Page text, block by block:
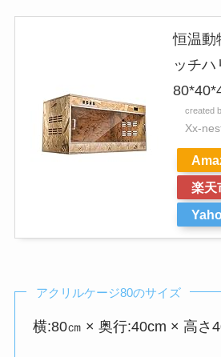
恒温
ッチ
created
Xx-
楽天
アクリルケージ80のサイズ
横:80㎝ × 奥行:40cm × 高さ